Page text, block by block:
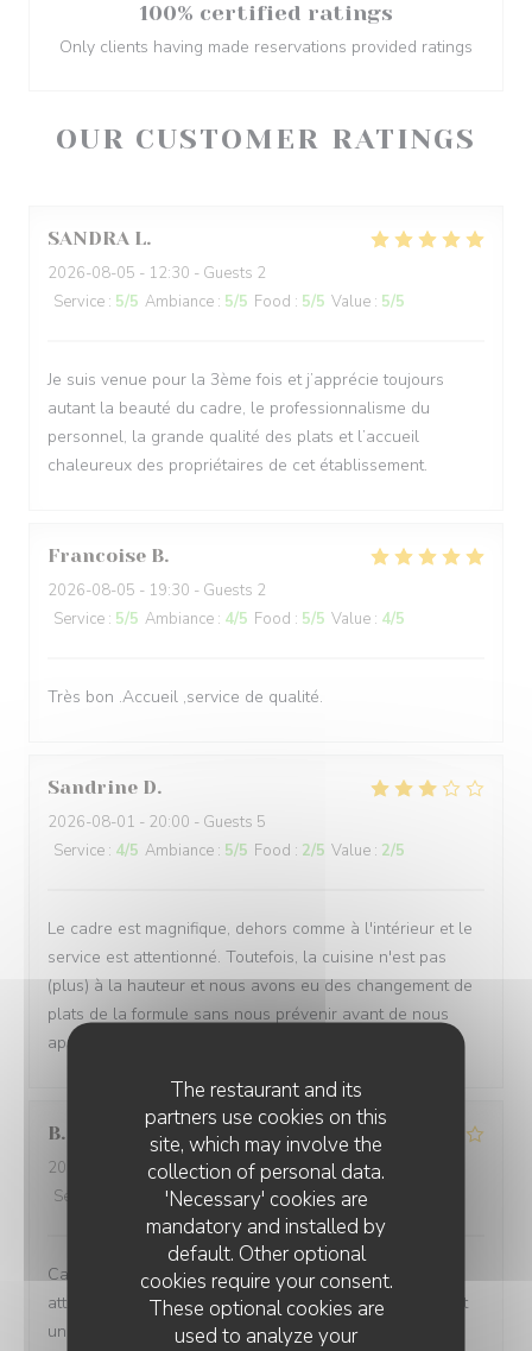
The restaurant and its
partners use cookies on this
site, which may involve the
collection of personal data.
'Necessary' cookies are
mandatory and installed by
default. Other optional
cookies require your consent.
These optional cookies are
used to analyze your
OUR CUSTOMER RATINGS
SANDRA L
2026-08-05 - 12:30 - Guests 2
Service : 5/5 Ambiance : 5/5 Food : 5/5 Value : 5/5
Je suis venue pour la 3ème fois et j’apprécie toujours
autant la beauté du cadre, le professionnalisme du
personnel, la grande qualité des plats et l’accueil
chaleureux des propriétaires de cet établissement.
Francoise B
2026-08-05 - 19:30 - Guests 2
Service : 5/5 Ambiance : 4/5 Food : 5/5 Value : 4/5
Très bon .Accueil ,service de qualité.
Sandrine D
2026-08-01 - 20:00 - Guests 5
Service : 4/5 Ambiance : 5/5 Food : 2/5 Value : 2/5
Le cadre est magnifique, dehors comme à l'intérieur et le
service est attentionné. Toutefois, la cuisine n'est pas
(plus) à la hauteur et nous avons eu des changement de
plats de la formule sans nous prévenir avant de nous
apporter les assiettes.
B
2026-08-03
- 19:45 - Guests 2
Service
Ambiance:5/5 Food: 4/5 Value
Cadre chaleureux , Accueil attentif , Carte et Menu
attractifs pour tous les goûts , Carte des vins permettant
un bon choix , Cuisine soignée , Service rapide , prix en
100% certified ratings
Only clients having made reservations provided ratings